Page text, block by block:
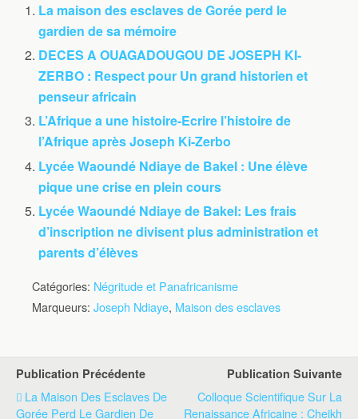
La maison des esclaves de Gorée perd le
gardien de sa mémoire
DECES A OUAGADOUGOU DE JOSEPH KI-
ZERBO : Respect pour Un grand historien et
penseur africain
L’Afrique a une histoire-Ecrire l’histoire de
l’Afrique après Joseph Ki-Zerbo
Lycée Waoundé Ndiaye de Bakel : Une élève
pique une crise en plein cours
Lycée Waoundé Ndiaye de Bakel: Les frais
d’inscription ne divisent plus administration et
parents d’élèves
Catégories: Négritude et Panafricanisme
Marqueurs: Joseph Ndiaye, Maison des esclaves
Publication Précédente
La Maison Des Esclaves De
Gorée Perd Le Gardien De
Publication Suivante
Colloque Scientifique Sur La
Renaissance Africaine : Cheikh